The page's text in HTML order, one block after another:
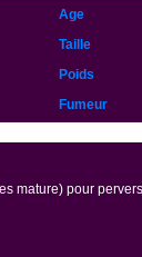
Age
Taille
Poids
Fumeur
mature) pour